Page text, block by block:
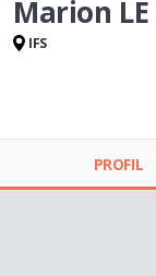
Marion
IFS
PROFIL